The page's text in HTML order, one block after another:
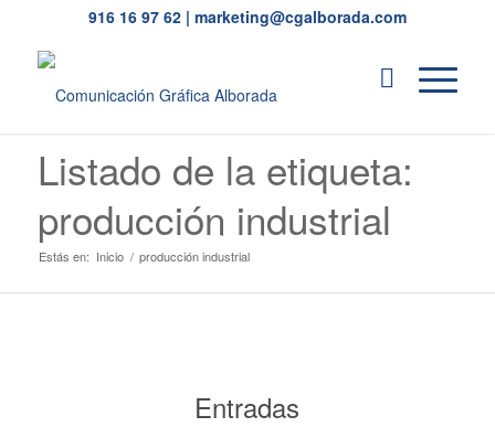
916 16 97 62| marketing@cgalborada.com
Listado de la etiqueta:
producción industrial
Estás en: Inicio / producción industrial
Entradas